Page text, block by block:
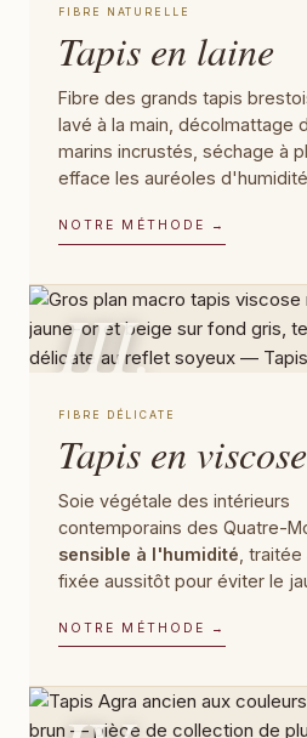
FIBRE NATURELLE
Tapis en laine
Fibre des grands tapis
lavé à la main, décolmattage
marins incrustés, séchage à
efface les auréoles
NOTRE MÉTHODE →
III.
FIBRE DÉLICATE
Tapis en viscose
Soie végétale des intérieurs
contemporains des Quatre-
sensible à l'humidité ,
fixée aussitôt pour éviter le
NOTRE MÉTHODE →